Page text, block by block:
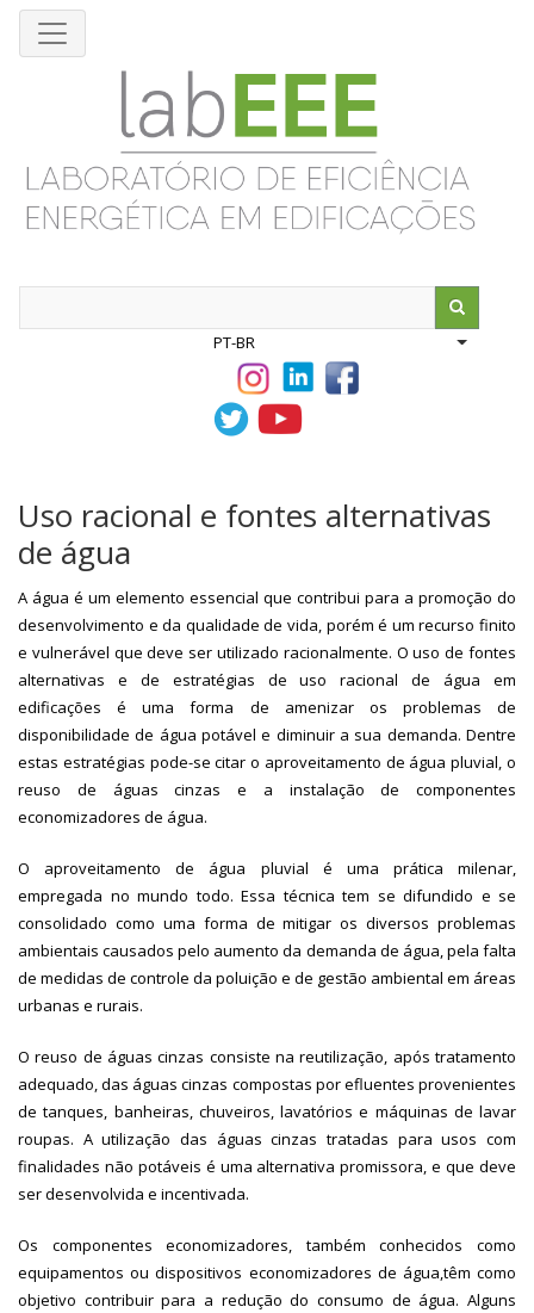
Pular
PT-BR
List
Uso racional e fontes alternativas
de água
A água é um elemento essencial que contribui para a promoção do
desenvolvimento e da qualidade de vida, porém é um recurso finito
e vulnerável que deve ser utilizado racionalmente. O uso de fontes
alternativas e de estratégias de uso racional de água em
edificações é uma forma de amenizar os problemas de
disponibilidade de água potável e diminuir a sua demanda. Dentre
estas estratégias pode-se citar o aproveitamento de água pluvial, o
reuso de águas cinzas e a instalação de componentes
economizadores de água.
O aproveitamento de água pluvial é uma prática milenar,
empregada no mundo todo. Essa técnica tem se difundido e se
consolidado como uma forma de mitigar os diversos problemas
ambientais causados pelo aumento da demanda de água, pela falta
de medidas de controle da poluição e de gestão ambiental em áreas
urbanas e rurais.
O reuso de águas cinzas consiste na reutilização, após tratamento
adequado, das águas cinzas compostas por efluentes provenientes
de tanques, banheiras, chuveiros, lavatórios e máquinas de lavar
roupas. A utilização das águas cinzas tratadas para usos com
finalidades não potáveis é uma alternativa promissora, e que deve
ser desenvolvida e incentivada.
Os componentes economizadores, também conhecidos como
equipamentos ou dispositivos economizadores de água,têm como
objetivo contribuir para a redução do consumo de água. Alguns